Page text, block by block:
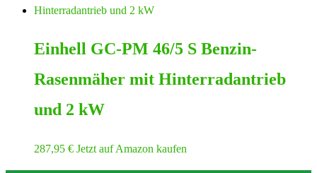
Einhell GC-PM 46/5 S Benzin-
Rasenmäher mit Hinterradantrieb
und 2 kW
287,95 € Jetzt auf Amazon kaufen